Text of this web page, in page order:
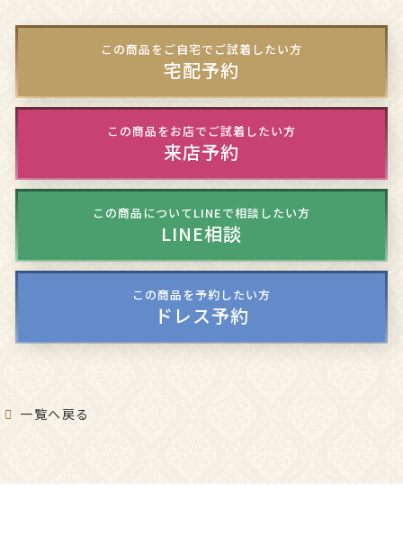
この商品をご自宅でご試着したい方
宅配予約
この商品をお店でご試着したい方
来店予約
この商品についてLINEで相談したい方
LINE相談
この商品を予約したい方
ドレス予約
一覧へ戻る